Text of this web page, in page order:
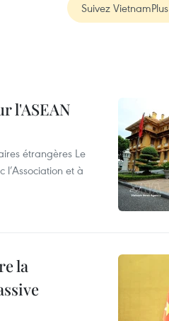
Suivez VietnamPlus
l'ASEAN
étrangères Le
et à
la